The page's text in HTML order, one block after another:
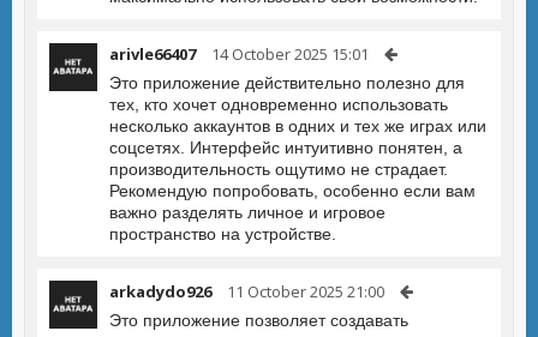
arivle66407 14 October 2025 15:01
Это приложение действительно полезно для
тех, кто хочет одновременно использовать
несколько аккаунтов в одних и тех же играх или
соцсетях. Интерфейс интуитивно понятен, а
производительность ощутимо не страдает.
Рекомендую попробовать, особенно если вам
важно разделять личное и игровое
пространство на устройстве.
arkadydo926 11 October 2025 21:00
Это приложение позволяет создавать